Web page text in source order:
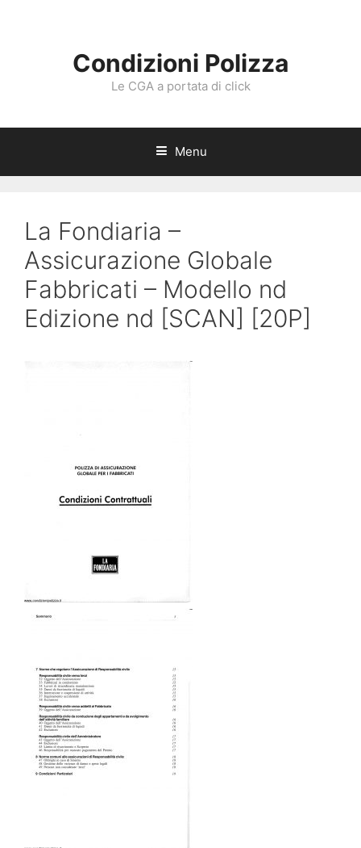
Condizioni Polizza
Le CGA a portata di click
Menu
La Fondiaria –
Assicurazione Globale
Fabbricati – Modello nd
Edizione nd [SCAN] [20P]